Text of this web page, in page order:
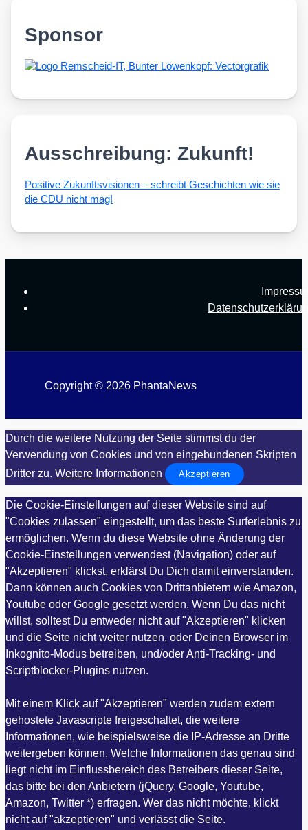
Sponsor
Ausschreibung: Zukunft!
Posi­ti­ve Zukunfts­vi­sio­nen – schreibt Geschich­ten wie sie
die CDU nicht mag!
Copyright © 2026 PhantaNews
Durch die weitere Nutzung der Seite stimmst du der
Verwendung von Cookies und von eingebundenen Skripten
Dritter zu. Weitere Informationen Akzeptieren
Die Cookie-Einstellungen auf dieser Website sind auf
"Cookies zulassen" eingestellt, um das beste Surferlebnis zu
ermöglichen. Wenn du diese Website ohne Änderung der
Cookie-Einstellungen verwendest (Navigation) oder auf
"Akzeptieren" klickst, erklärst Du Dich damit einverstanden.
Dann können auch Cookies von Drittanbietern wie Amazon,
Youtube oder Google gesetzt werden. Wenn Du das nicht
willst, solltest Du entweder nicht auf "Akzeptieren" klicken
und die Seite nicht weiter nutzen, oder Deinen Browser im
Inkognito-Modus betreiben, und/oder Anti-Tracking- und
Scriptblocker-Plugins nutzen.
Mit einem Klick auf "Akzeptieren" werden zudem extern
gehostete Javascripte freigeschaltet, die weitere
Informationen, wie beispielsweise die IP-Adresse an Dritte
weitergeben können. Welche Informationen das genau sind
liegt nicht im Einflussbereich des Betreibers dieser Seite,
das bitte bei den Anbietern (jQuery, Google, Youtube,
Amazon, Twitter *) erfragen. Wer das nicht möchte, klickt
nicht auf "akzeptieren" und verlässt die Seite.